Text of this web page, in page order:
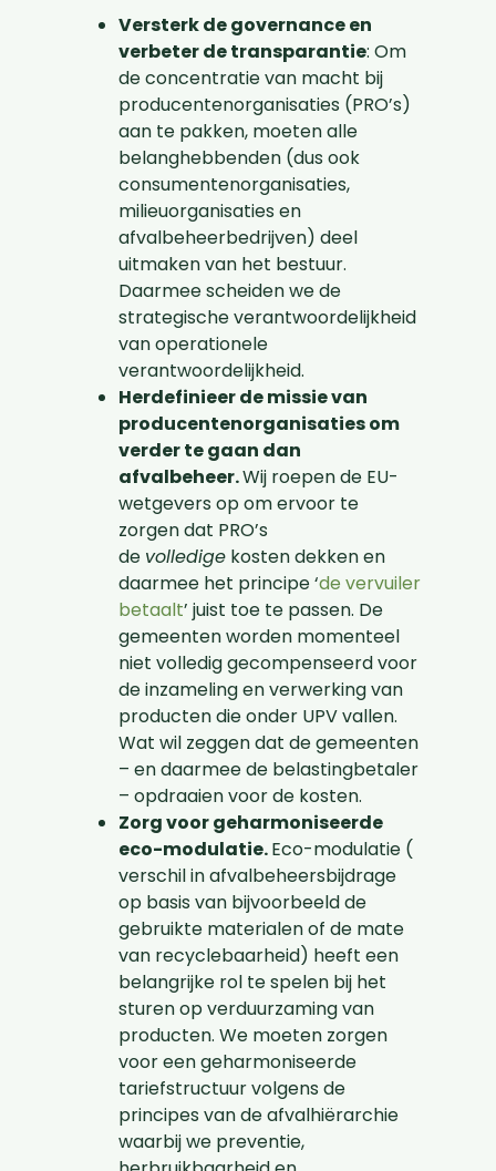
Versterk de governance en
verbeter de transparantie: Om
de concentratie van macht bij
producentenorganisaties (PRO’s)
aan te pakken, moeten alle
belanghebbenden (dus ook
consumentenorganisaties,
milieuorganisaties en
afvalbeheerbedrijven) deel
uitmaken van het bestuur.
Daarmee scheiden we de
strategische verantwoordelijkheid
van operationele
verantwoordelijkheid.
Herdefinieer de missie van
producentenorganisaties om
verder te gaan dan
afvalbeheer.Wij roepen de EU-
wetgevers op om ervoor te
zorgen dat PRO’s
de volledige kosten dekken en
daarmee het principe ‘de vervuiler
betaalt’ juist toe te passen. De
gemeenten worden momenteel
niet volledig gecompenseerd voor
de inzameling en verwerking van
producten die onder UPV vallen.
Wat wil zeggen dat de gemeenten
– en daarmee de belastingbetaler
– opdraaien voor de kosten.
Zorg voor geharmoniseerde
eco-modulatie.Eco-modulatie (​​
verschil in afvalbeheersbijdrage
op basis van bijvoorbeeld de
gebruikte materialen of de mate
van recyclebaarheid) heeft een
belangrijke rol te spelen bij het
sturen op verduurzaming van
producten. We moeten zorgen
voor een geharmoniseerde
tariefstructuur volgens de
principes van de afvalhiërarchie
waarbij we preventie,